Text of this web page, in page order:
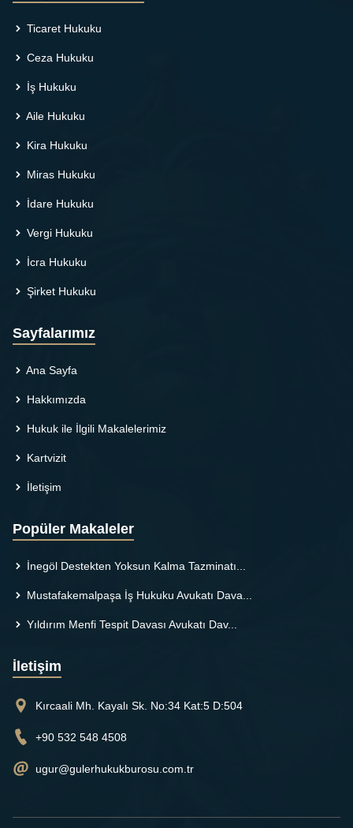
Ticaret Hukuku
Ceza Hukuku
İş Hukuku
Aile Hukuku
Kira Hukuku
Miras Hukuku
İdare Hukuku
Vergi Hukuku
İcra Hukuku
Şirket Hukuku
Sayfalarımız
Ana Sayfa
Hakkımızda
Hukuk ile İlgili Makalelerimiz
Kartvizit
İletişim
Popüler Makaleler
İnegöl Destekten Yoksun Kalma Tazminatı...
Mustafakemalpaşa İş Hukuku Avukatı Dava...
Yıldırım Menfi Tespit Davası Avukatı Dav...
İletişim
Kırcaali Mh. Kayalı Sk. No:34 Kat:5 D:504
+90 532 548 4508
ugur@gulerhukukburosu.com.tr